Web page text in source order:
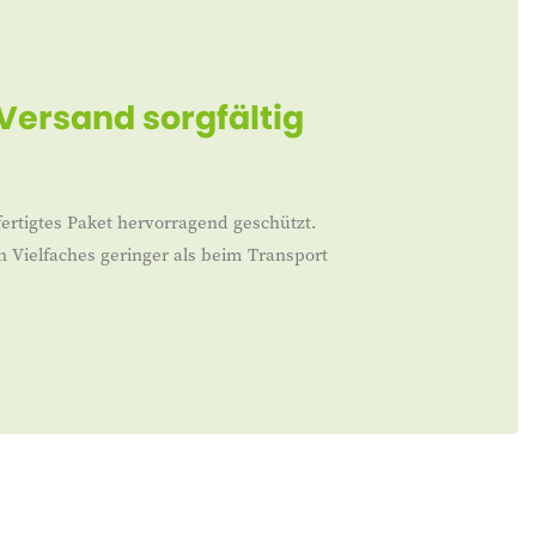
sorgfältig
Paket hervorragend geschützt.
Vielfaches geringer als beim Transport